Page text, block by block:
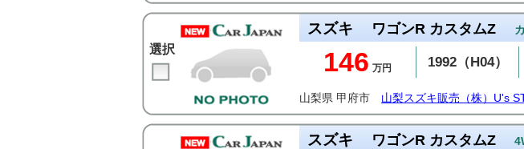
選択
スズキ ワゴンR カスタムZ
146 万円 1992（H04）
山梨県 甲府市 山梨スズキ販売（株）U's
スズキ ワゴンR カスタムZ